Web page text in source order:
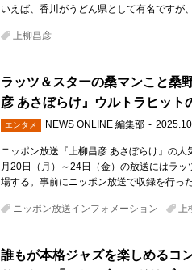
いえば、香川がうどん県として有名です
上柳昌彦
ラッツ＆スターの桑マンこと桑
彦 あさぼらけ』ウルトラヒット
エンタメ NEWS ONLINE 編集部
ニッポン放送『上柳昌彦 あさぼらけ』の
月20日（月）～24日（金）の放送にはラ
場する。事前にニッポン放送で収録を行っ
ニッポン放送インフォメーション 上
誰もが本格ジャズを楽しめるコ